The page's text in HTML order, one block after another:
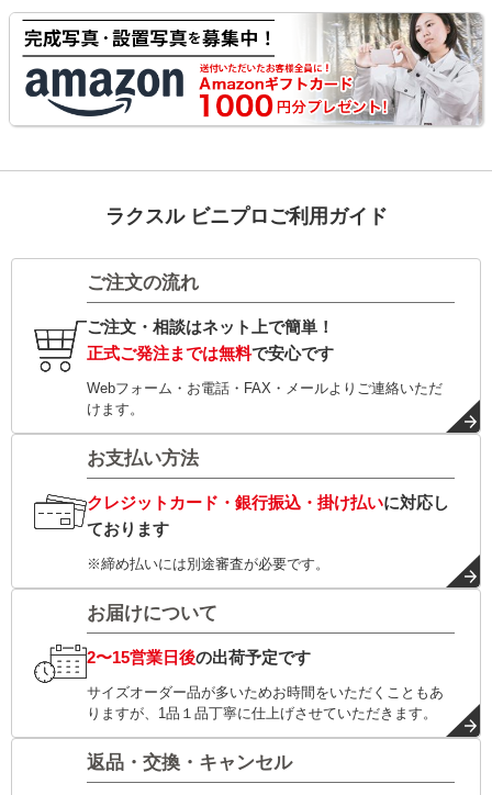
ラクスル ビニプロご利用ガイド
ご注文の流れ
ご注文・相談はネット上で簡単！
正式ご発注までは無料で安心です
Webフォーム・お電話・FAX・メールよりご連絡いただ
けます。
お支払い方法
クレジットカード・銀行振込・掛け払いに対応し
ております
※締め払いには別途審査が必要です。
お届けについて
2〜15営業日後の出荷予定です
サイズオーダー品が多いためお時間をいただくこともあ
りますが、1品１品丁寧に仕上げさせていただきます。
返品・交換・キャンセル